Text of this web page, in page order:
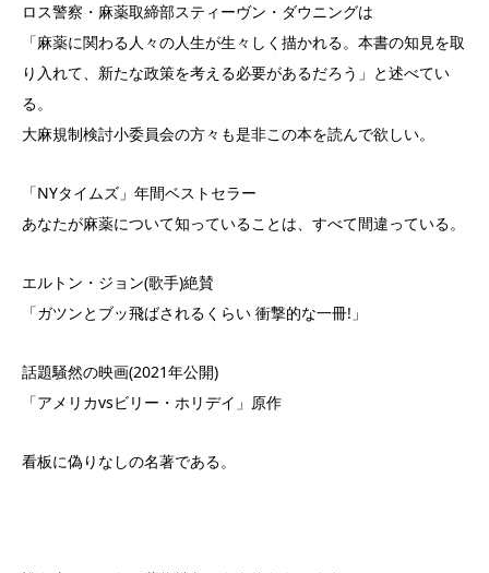
ロス警察・麻薬取締部スティーヴン・ダウニングは
「麻薬に関わる人々の人生が生々しく描かれる。本書の知見を取
り入れて、新たな政策を考える必要があるだろう」と述べてい
る。
大麻規制検討小委員会の方々も是非この本を読んで欲しい。
「NYタイムズ」年間ベストセラー
あなたが麻薬について知っていることは、すべて間違っている。
エルトン・ジョン(歌手)絶賛
「ガツンとブッ飛ばされるくらい 衝撃的な一冊!」
話題騒然の映画(2021年公開)
「アメリカvsビリー・ホリデイ」原作
看板に偽りなしの名著である。